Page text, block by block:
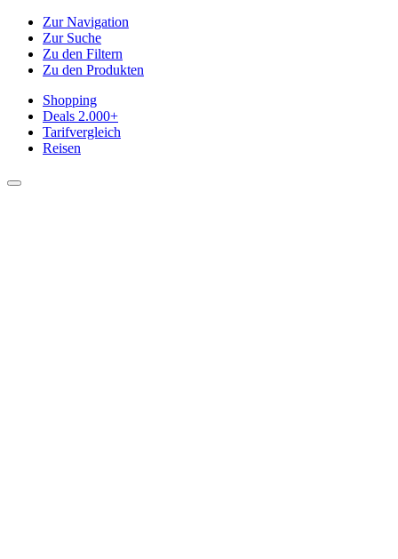
Zur Navigation
Zur Suche
Zu den Filtern
Zu den Produkten
Shopping
Deals 2.000+
Tarifvergleich
Reisen